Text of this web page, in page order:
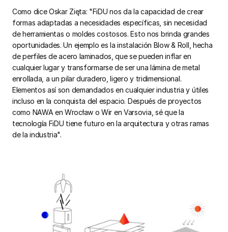
Como dice Oskar Zięta: "FiDU nos da la capacidad de crear
formas adaptadas a necesidades específicas, sin necesidad
de herramientas o moldes costosos. Esto nos brinda grandes
oportunidades. Un ejemplo es la instalación Blow & Roll, hecha
de perfiles de acero laminados, que se pueden inflar en
cualquier lugar y transformarse de ser una lámina de metal
enrollada, a un pilar duradero, ligero y tridimensional.
Elementos así son demandados en cualquier industria y útiles
incluso en la conquista del espacio. Después de proyectos
como NAWA en Wrocław o Wir en Varsovia, sé que la
tecnología FiDU tiene futuro en la arquitectura y otras ramas
de la industria".